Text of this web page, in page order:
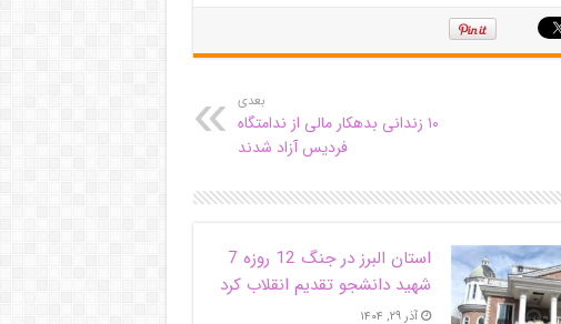
بعدی
۱۰ زندانی بدهکار مالی از ندامتگاه
فردیس آزاد شدند
استان البرز در جنگ 12 روزه 7
شهید دانشجو تقدیم انقلاب کرد
آذر ۲۹, ۱۴۰۴